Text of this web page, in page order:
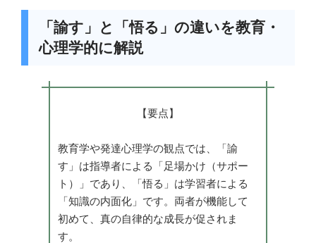
「諭す」と「悟る」の違いを教育・
心理学的に解説
【要点】
教育学や発達心理学の観点では、「諭
す」は指導者による「足場かけ（サポー
ト）」であり、「悟る」は学習者による
「知識の内面化」です。両者が機能して
初めて、真の自律的な成長が促されま
す。